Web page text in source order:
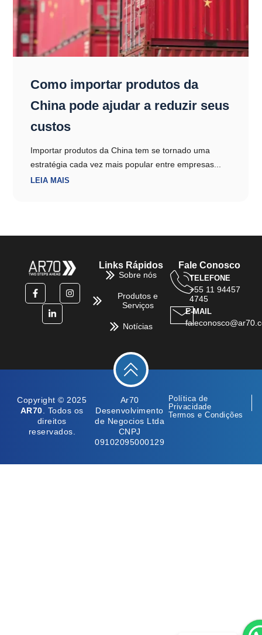
Como importar produtos da
China pode ajudar a reduzir seus
custos
Importar produtos da China tem se tornado uma
estratégia cada vez mais popular entre empresas...
LEIA MAIS
Links Rápidos
Sobre nós
Produtos e
Serviços
Notícias
Fale Conosco
TELEFONE
+55 11 94457
4745
E-MAIL
Copyright © 2025
AR70 . Todos os
direitos
reservados.
Ar70
Desenvolvimento
de Negocios Ltda
CNPJ
09102095000129
Política de
Privacidade
Termos e Condições